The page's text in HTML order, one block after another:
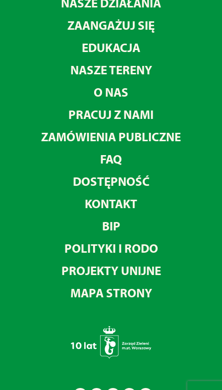
ZAANGAŻUJ SIĘ
EDUKACJA
NASZE TERENY
O NAS
PRACUJ Z NAMI
ZAMÓWIENIA PUBLICZNE
FAQ
DOSTĘPNOŚĆ
KONTAKT
BIP
POLITYKI I RODO
PROJEKTY UNIJNE
MAPA STRONY